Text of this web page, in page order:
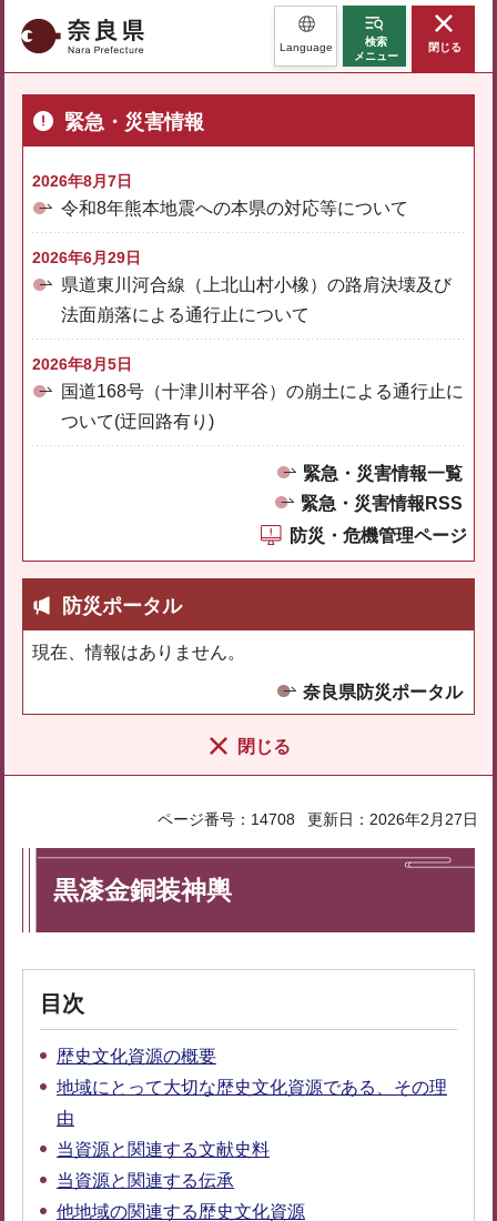
奈良県 Language
検索
メニュー
閉じる
緊急・災害情報
2026年8月7日
令和8年熊本地震への本県の対応等について
2026年6月29日
県道東川河合線（上北山村小橡）の路肩決壊及び
法面崩落による通行止について
2026年8月5日
国道168号（十津川村平谷）の崩土による通行止に
ついて(迂回路有り)
緊急・災害情報一覧
緊急・災害情報RSS
防災・危機管理ページ
防災ポータル
現在、情報はありません。
奈良県防災ポータル
閉じる
ページ番号：14708 更新日：2026年2月27日
黒漆金銅装神輿
目次
歴史文化資源の概要
地域にとって大切な歴史文化資源である、その理
由
当資源と関連する文献史料
当資源と関連する伝承
他地域の関連する歴史文化資源